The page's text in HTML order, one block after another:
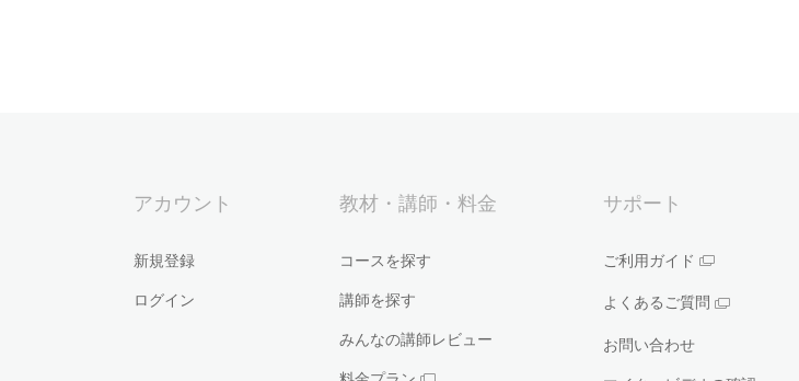
アカウント
新規登録
ログイン
教材・講師・料金
コースを探す
講師を探す
みんなの講師レビュー
サポート
ご利用ガイド
よくあるご質問
お問い合わせ